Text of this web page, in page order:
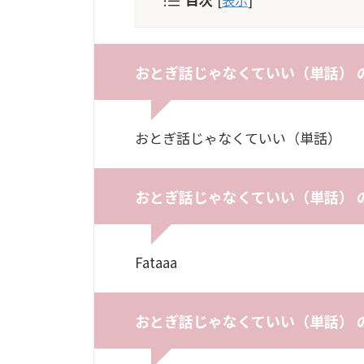
おとぎ話じゃなくていい（単話）
おとぎ話じゃなくていい（単話）
おとぎ話じゃなくていい（単話）
Fataaa
おとぎ話じゃなくていい（単話）